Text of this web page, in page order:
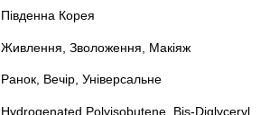
Південна Корея
Живлення, Зволоження, Макіяж
Ранок, Вечір, Універсальне
Hydrogenated Polyisobutene, Bis-Diglyceryl